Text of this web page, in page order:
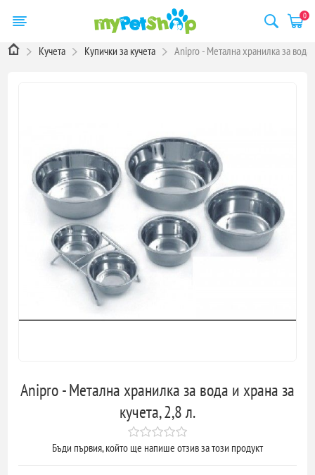
0
Кучета Купички за кучета Аnipro - Метална хранилка за вода
Аnipro - Метална хранилка за вода и храна за
кучета, 2,8 л.
Бъди първия, който ще напише отзив за този продукт